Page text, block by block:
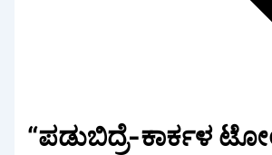
“ಪಡುಬಿದ್ರೆ-ಕಾರ್ಕಳ